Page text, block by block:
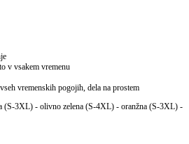
v vsakem vremenu
vremenskih pogojih, dela na prostem
(S-3XL) - olivno zelena (S-4XL) - oranžna (S-3XL) -